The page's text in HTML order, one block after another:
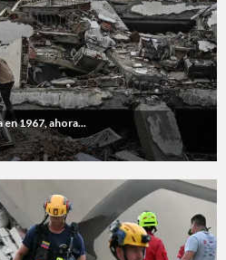
en 1967, ahora...